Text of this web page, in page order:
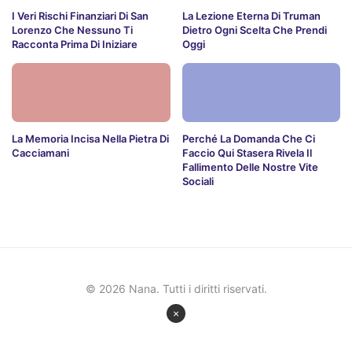
I Veri Rischi Finanziari Di San
Lorenzo Che Nessuno Ti
Racconta Prima Di Iniziare
La Lezione Eterna Di Truman
Dietro Ogni Scelta Che Prendi
Oggi
La Memoria Incisa Nella Pietra Di
Cacciamani
Perché La Domanda Che Ci
Faccio Qui Stasera Rivela Il
Fallimento Delle Nostre Vite
Sociali
×
© 2026 Nana. Tutti i diritti riservati.